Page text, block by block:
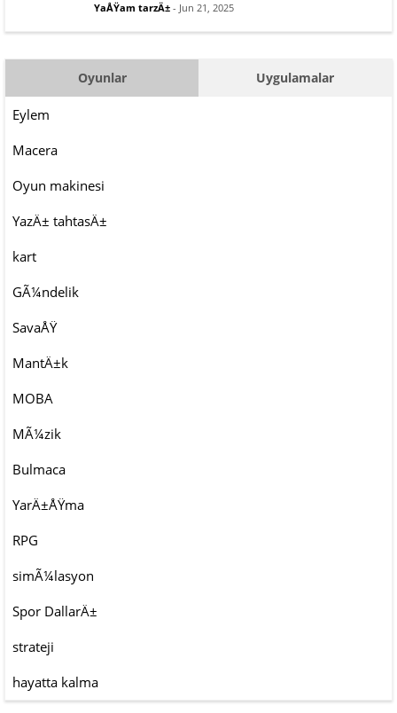
YaÅŸam tarzÄ± - Jun 21, 2025
Oyunlar Uygulamalar
Eylem
Macera
Oyun makinesi
YazÄ± tahtasÄ±
kart
GÃ¼ndelik
SavaÅŸ
MantÄ±k
MOBA
MÃ¼zik
Bulmaca
YarÄ±ÅŸma
RPG
simÃ¼lasyon
Spor DallarÄ±
strateji
hayatta kalma